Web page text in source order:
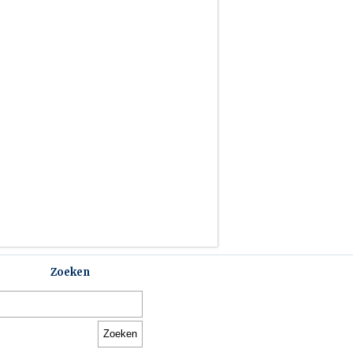
Zoeken